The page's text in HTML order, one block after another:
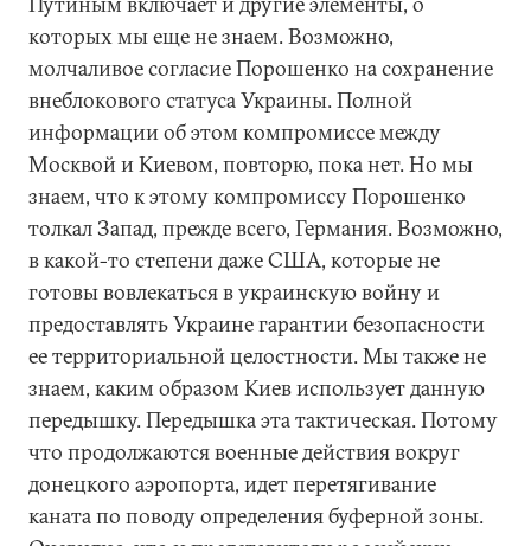
которых мы еще не знаем. Возможно,
молчаливое согласие Порошенко на сохранение
внеблокового статуса Украины. Полной
информации об этом компромиссе между
Москвой и Киевом, повторю, пока нет. Но мы
знаем, что к этому компромиссу Порошенко
толкал Запад, прежде всего, Германия. Возможно,
в какой-то степени даже США, которые не
готовы вовлекаться в украинскую войну и
предоставлять Украине гарантии безопасности
ее территориальной целостности. Мы также не
знаем, каким образом Киев использует данную
передышку. Передышка эта тактическая. Потому
что продолжаются военные действия вокруг
донецкого аэропорта, идет перетягивание
каната по поводу определения буферной зоны.